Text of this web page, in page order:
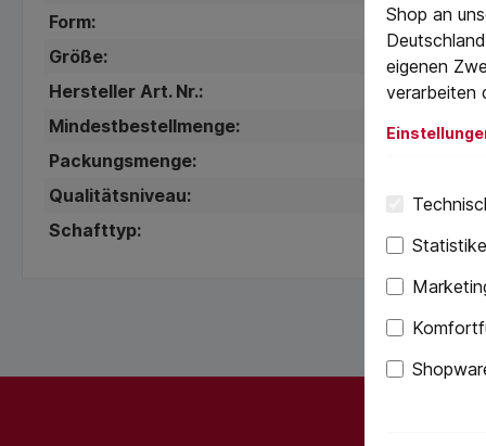
Form:
Für
Größe:
Hersteller Art. Nr.:
752241
Mindestbestellmenge:
1
Packungsmenge:
Qualitätsniveau:
3 Sterne
Schafttyp:
Shop an
eigenen
verarbeiten